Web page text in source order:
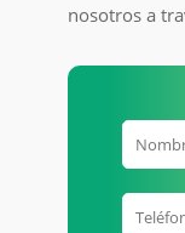
nosotros a